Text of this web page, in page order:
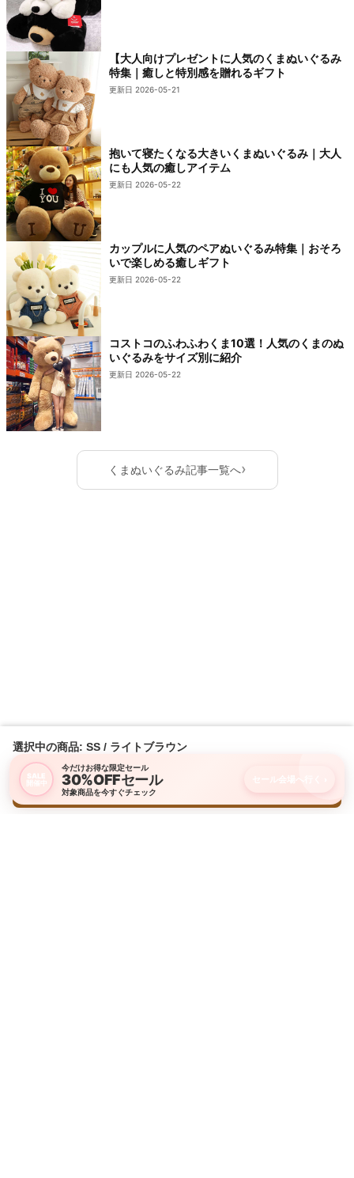
SALE
開催中
今だけお得な限定セール
30%OFFセール
対象商品を今すぐチェック
セール会場へ行く
選択中の商品: SS / ライトブラウン
購入画面に進む
【大人向けプレゼントに人気のくまぬいぐるみ
特集｜癒しと特別感を贈れるギフト
更新日 2026-05-21
抱いて寝たくなる大きいくまぬいぐるみ｜大人
にも人気の癒しアイテム
更新日 2026-05-22
カップルに人気のペアぬいぐるみ特集｜おそろ
いで楽しめる癒しギフト
更新日 2026-05-22
コストコのふわふわくま10選！人気のくまのぬ
いぐるみをサイズ別に紹介
更新日 2026-05-22
くまぬいぐるみ記事一覧へ›